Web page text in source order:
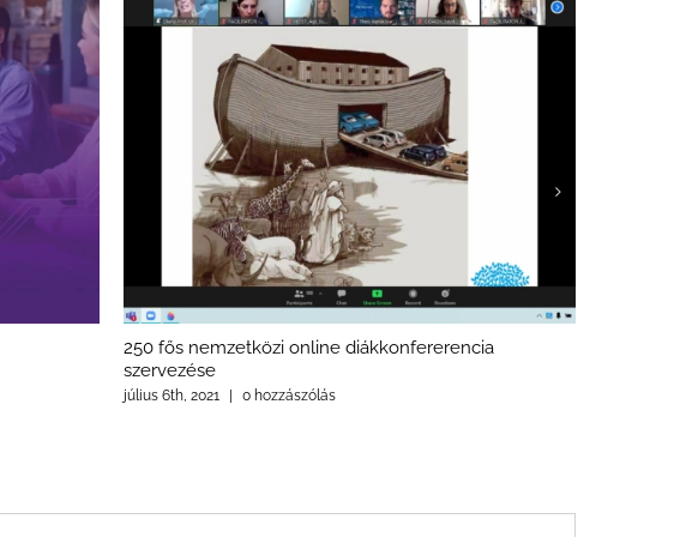
250 fős nemzetközi online diákkonfererencia
szervezése
július 6th, 2021 | 0 hozzászólás